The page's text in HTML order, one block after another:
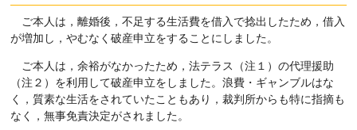
ご本人は，離婚後，不足する生活費を借入で捻出したため，借入
が増加し，やむなく破産申立をすることにしました。
ご本人は，余裕がなかったため，法テラス（注１）の代理援助
（注２）を利用して破産申立をしました。浪費・ギャンブルはな
く，質素な生活をされていたこともあり，裁判所からも特に指摘も
なく，無事免責決定がされました。